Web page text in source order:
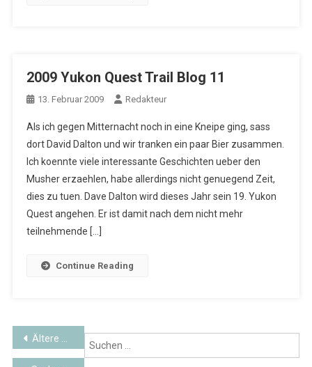
2009 Yukon Quest Trail Blog 11
13. Februar 2009 Redakteur
Als ich gegen Mitternacht noch in eine Kneipe ging, sass
dort David Dalton und wir tranken ein paar Bier zusammen.
Ich koennte viele interessante Geschichten ueber den
Musher erzaehlen, habe allerdings nicht genuegend Zeit,
dies zu tuen. Dave Dalton wird dieses Jahr sein 19. Yukon
Quest angehen. Er ist damit nach dem nicht mehr
teilnehmende […]
Continue Reading
Beitragsnavigation
Ältere Beiträge